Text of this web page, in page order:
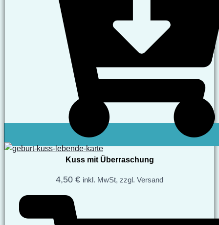
Kuss mit Überraschung
4,50 € inkl. MwSt, zzgl. Versand